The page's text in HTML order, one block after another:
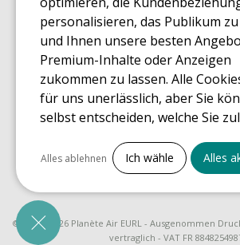
MONTAGE RATGEBER
Montagehinweise für ein Freizeit Trampolin
PFLEGERATGEBER
Pflegeratgeber für Ihr Freizeit Trampolin
ENDECKUNGSTOUR
Was Sie über Freizeit Trampoline wissen sollten
EINKAUFSRATGEBER FÜR ERSATZTEILE
© 2008 - 2026 Planète Air EURL - Ausgenommen
vertraglich - VAT FR
personalisieren, das Publikum
und Ihnen unsere besten
Premium-Inhalte oder Anzeigen
zukommen zu lassen. Alle
für uns unerlässlich, aber Sie
selbst entscheiden, welche Sie
Alles ankreuzen
Notwendige Cookies
Für den Betrieb der Website
Alles ablehnen Ich wähle Alles